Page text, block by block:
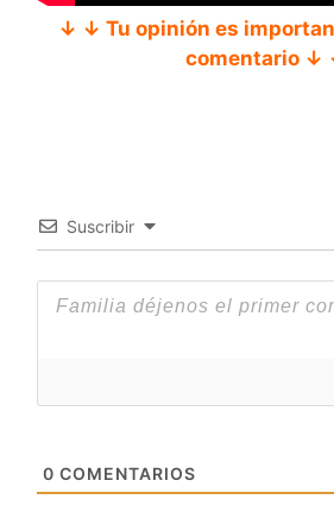
↓ ↓ Tu opinión es
comentario ↓
Suscribir
0 COMENTARIOS